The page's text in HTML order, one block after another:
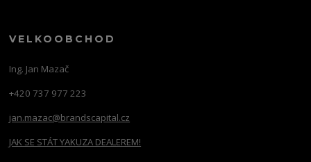
VELKOOBCHOD
Ing. Jan Mazač
+420 737 977 223
jan.mazac@brandscapital.cz
JAK SE STÁT YAKUZA DEALEREM!